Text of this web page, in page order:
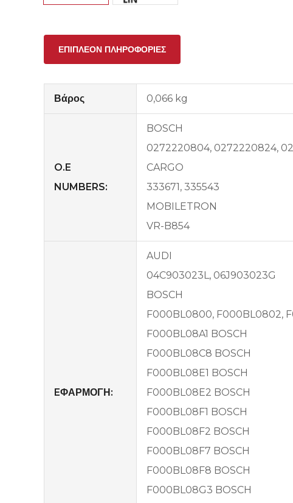
ΕΠΙΠΛΈΟΝ ΠΛΗΡΟΦΟΡΊΕΣ
Βάρος 0,066 kg
O.E
NUMBERS:
BOSCH
0272220804, 0272220824,
CARGO
333671, 335543
MOBILETRON
VR-B854
EΦΑΡΜΟΓΗ:
AUDI
04C903023L, 06J903023G
BOSCH
F000BL0800, F000BL0802,
F000BL08A1 BOSCH
F000BL08C8 BOSCH
F000BL08E1 BOSCH
F000BL08E2 BOSCH
F000BL08F1 BOSCH
F000BL08F2 BOSCH
F000BL08F7 BOSCH
F000BL08F8 BOSCH
F000BL08G3 BOSCH